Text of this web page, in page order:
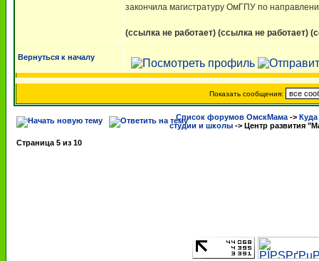
закончила магистратуру ОмГПУ по
(ссылка не работает) (ссылка не работает)
Вернуться к началу
Показать сообщения:
Список форумов ОмскМама -> Куда
студии и школы -> Центр развития
Страница 5 из 10